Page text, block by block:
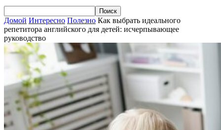
Домой Интересно Полезно Как выбрать идеального
репетитора английского для детей: исчерпывающее
руководство